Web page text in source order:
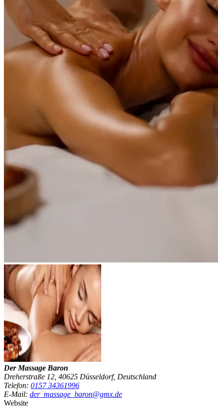
Der Massage Baron
Dreherstraße 12, 40625 Düsseldorf, Deutschland
Telefon: 0157 34361996
E-Mail: der_massage_baron@gmx.de
Website